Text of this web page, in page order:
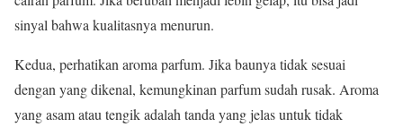
sinyal bahwa kualitasnya menurun.
Kedua, perhatikan aroma parfum. Jika baunya tidak sesuai
dengan yang dikenal, kemungkinan parfum sudah rusak. Aroma
yang asam atau tengik adalah tanda yang jelas untuk tidak